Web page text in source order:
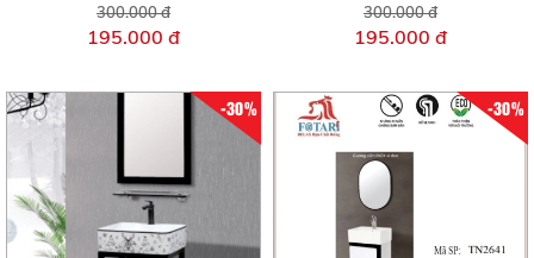
300.000 đ
195.000 đ
300.000 đ
195.000 đ
-30% -30%